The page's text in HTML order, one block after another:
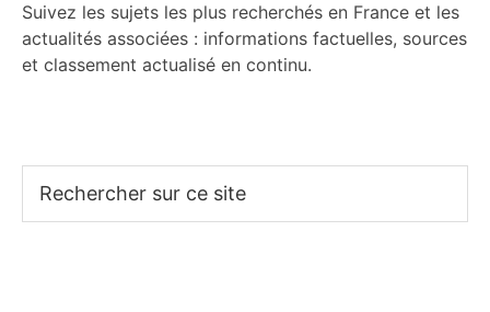
Suivez les sujets les plus recherchés en France et les
actualités associées : informations factuelles, sources
et classement actualisé en continu.
sur